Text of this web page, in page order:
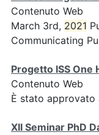
Contenuto Web
March 3rd, 2021
Communicating
Progetto ISS One
Contenuto Web
È stato approvato
XII Seminar PhD